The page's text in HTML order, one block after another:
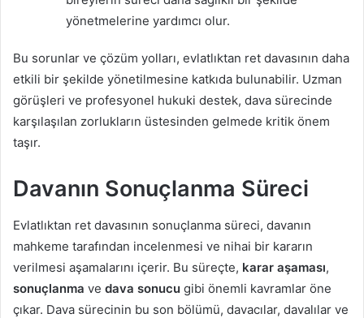
yönetmelerine yardımcı olur.
Bu sorunlar ve çözüm yolları, evlatlıktan ret davasının daha
etkili bir şekilde yönetilmesine katkıda bulunabilir. Uzman
görüşleri ve profesyonel hukuki destek, dava sürecinde
karşılaşılan zorlukların üstesinden gelmede kritik önem
taşır.
Davanın Sonuçlanma Süreci
Evlatlıktan ret davasının sonuçlanma süreci, davanın
mahkeme tarafından incelenmesi ve nihai bir kararın
verilmesi aşamalarını içerir. Bu süreçte, karar aşaması,
sonuçlanma ve dava sonucu gibi önemli kavramlar öne
çıkar. Dava sürecinin bu son bölümü, davacılar, davalılar ve